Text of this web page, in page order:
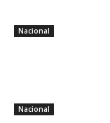
Nacional
Nacional